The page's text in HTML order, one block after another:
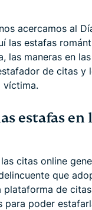
acercamos al
las estafas
las maneras en
de citas y
víctima.
estafas en
citas online
que
plataforma de
para poder